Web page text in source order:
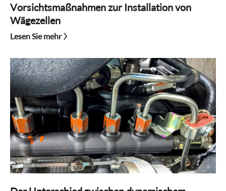
Vorsichtsmaßnahmen zur Installation von
Wägezellen
Lesen Sie mehr